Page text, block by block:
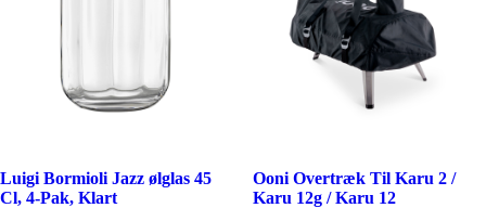
Luigi Bormioli Jazz ølglas 45
Cl, 4-Pak, Klart
Ooni Overtræk Til Karu 2 /
Karu 12g / Karu 12